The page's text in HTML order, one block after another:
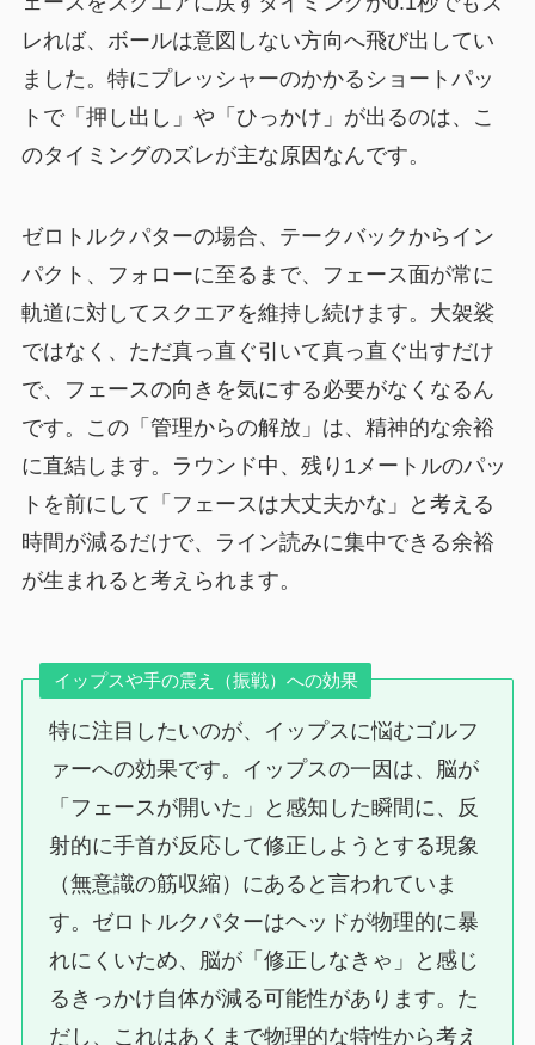
レれば、ボールは意図しない方向へ飛び出してい
ました。特にプレッシャーのかかるショートパッ
トで「押し出し」や「ひっかけ」が出るのは、こ
のタイミングのズレが主な原因なんです。
ゼロトルクパターの場合、テークバックからイン
パクト、フォローに至るまで、フェース面が常に
軌道に対してスクエアを維持し続けます。大袈裟
ではなく、ただ真っ直ぐ引いて真っ直ぐ出すだけ
で、フェースの向きを気にする必要がなくなるん
です。この「管理からの解放」は、精神的な余裕
に直結します。ラウンド中、残り1メートルのパッ
トを前にして「フェースは大丈夫かな」と考える
時間が減るだけで、ライン読みに集中できる余裕
が生まれると考えられます。
イップスや手の震え（振戦）への効果
特に注目したいのが、イップスに悩むゴルフ
ァーへの効果です。イップスの一因は、脳が
「フェースが開いた」と感知した瞬間に、反
射的に手首が反応して修正しようとする現象
（無意識の筋収縮）にあると言われていま
す。ゼロトルクパターはヘッドが物理的に暴
れにくいため、脳が「修正しなきゃ」と感じ
るきっかけ自体が減る可能性があります。た
だし、これはあくまで物理的な特性から考え